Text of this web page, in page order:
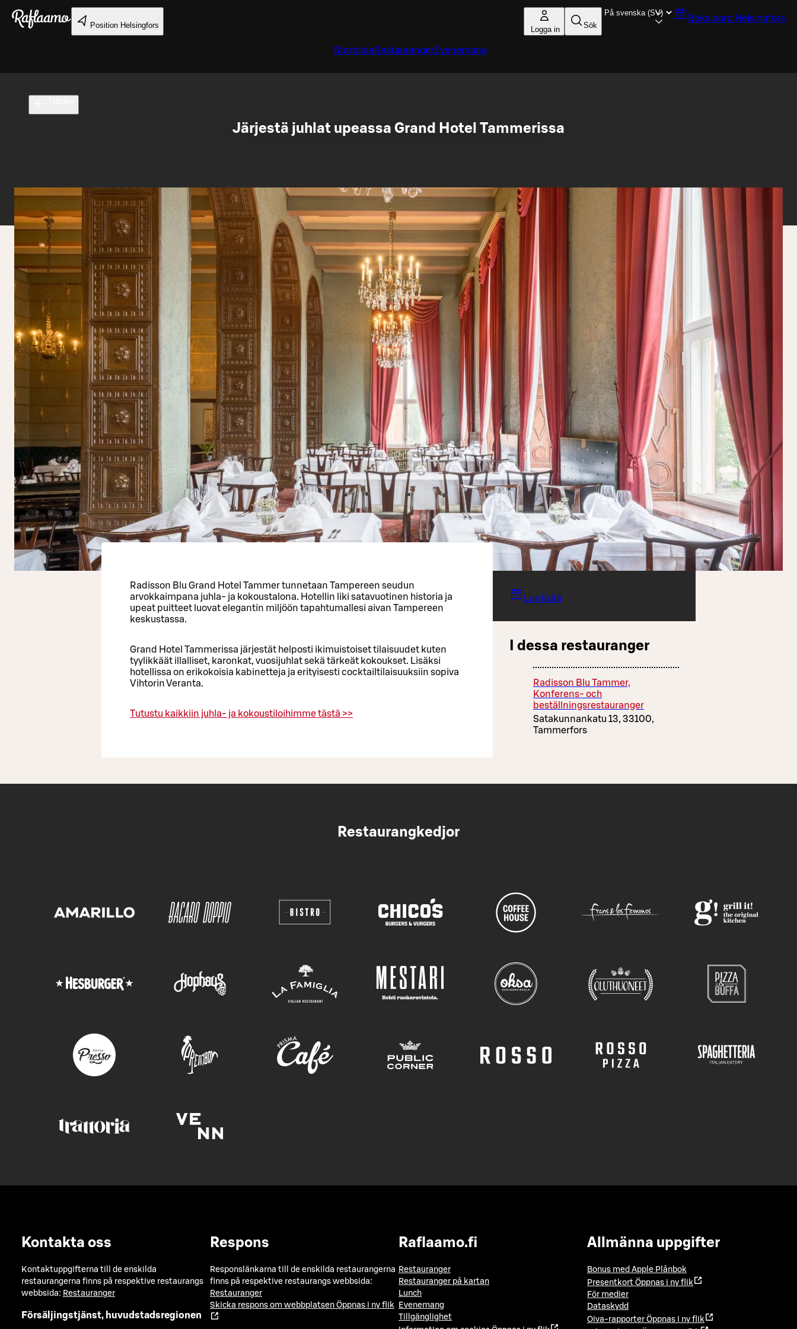
Gå till huvudinnehållet
Position Helsingfors Logga in Sök
Boka bord Helsingfors
Startsida RestaurangerEvenemang
Järjestä juhlat upeassa Grand Hotel Tammerissa
Radisson Blu Grand Hotel Tammer tunnetaan Tampereen seudun
arvokkaimpana juhla- ja kokoustalona. Hotellin liki satavuotinen historia ja
upeat puitteet luovat elegantin miljöön tapahtumallesi aivan Tampereen
keskustassa.
Grand Hotel Tammerissa järjestät helposti ikimuistoiset tilaisuudet kuten
tyylikkäät illalliset, karonkat, vuosijuhlat sekä tärkeät kokoukset. Lisäksi
hotellissa on erikokoisia kabinetteja ja erityisesti cocktailtilaisuuksiin sopiva
Vihtorin Veranta.
Tutustu kaikkiin juhla- ja kokoustiloihimme tästä >>
Lue lisää
I dessa restauranger
Radisson Blu Tammer,
Konferens- och
beställningsrestauranger
Satakunnankatu 13, 33100,
Tammerfors
Restaurangkedjor
Kontakta oss
Kontaktuppgifterna till de enskilda
restaurangerna finns på respektive restaurangs
webbsida: Restauranger
Försäljingstjänst, huvudstadsregionen
Respons
Responslänkarna till de enskilda restaurangerna
finns på respektive restaurangs webbsida:
Restauranger
Skicka respons om webbplatsen Öppnas i ny flik
Raflaamo.fi
Restauranger
Restauranger på kartan
Lunch
Evenemang
Tillgänglighet
Allmänna uppgifter
Bonus med Apple Plånbok
Presentkort Öppnas i ny flik
För medier
Dataskydd
Oiva-rapporter Öppnas i ny flik